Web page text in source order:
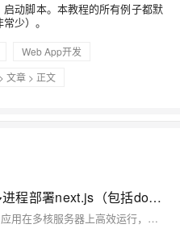
启动脚本。本教程的所有例子都默
少）。
Web App开发
> 文章 > 正文
如何通过pm2以cluster模式多进程部署next.js（包括docker下的部署）
通过这些步骤，可以确保您的Next.js应用在多核服务器上高效运行，并且在Docker环境中实现高效的容器化管理。